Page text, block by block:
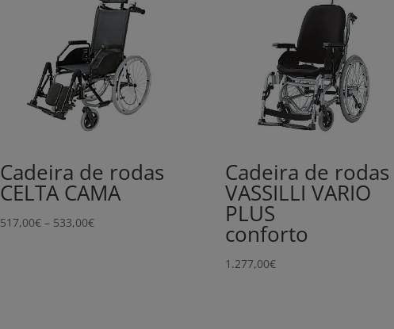
Cadeira de rodas
CELTA CAMA
517,00€ – 533,00€Price
Cadeira de rodas
VASSILLI VARIO
PLUS
conforto
1.277,00€